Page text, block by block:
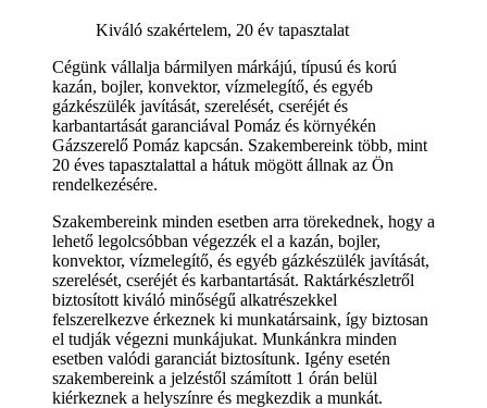
Kiváló szakértelem, 20 év tapasztalat
Cégünk vállalja bármilyen márkájú, típusú és korú
kazán, bojler, konvektor, vízmelegítő, és egyéb
gázkészülék javítását, szerelését, cseréjét és
karbantartását garanciával Pomáz és környékén
Gázszerelő Pomáz kapcsán. Szakembereink több, mint
20 éves tapasztalattal a hátuk mögött állnak az Ön
rendelkezésére.
Szakembereink minden esetben arra törekednek, hogy a
lehető legolcsóbban végezzék el a kazán, bojler,
konvektor, vízmelegítő, és egyéb gázkészülék javítását,
szerelését, cseréjét és karbantartását. Raktárkészletről
biztosított kiváló minőségű alkatrészekkel
felszerelkezve érkeznek ki munkatársaink, így biztosan
el tudják végezni munkájukat. Munkánkra minden
esetben valódi garanciát biztosítunk. Igény esetén
szakembereink a jelzéstől számított 1 órán belül
kiérkeznek a helyszínre és megkezdik a munkát.